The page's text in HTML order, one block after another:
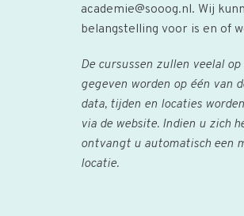
academie@sooog.nl. Wij
belangstelling voor is en of
De cursussen zullen veelal
gegeven worden op één van
data, tijden en locaties
via de website. Indien u zich
ontvangt u automatisch een
locatie.